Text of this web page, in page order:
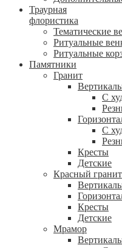
Траурная
флористика
Тематические
Ритуальные
Ритуальные
Памятники
Гранит
С
С
Кресты
Детские
Красный гранит
Кресты
Детские
Мрамор